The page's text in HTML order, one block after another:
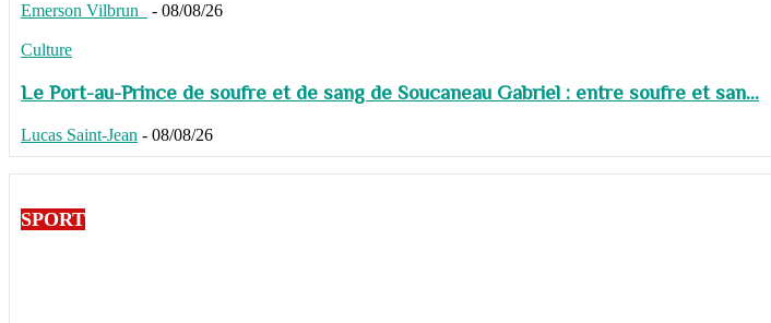
Emerson Vilbrun - 08/08/26
Culture
Le Port-au-Prince de soufre et de sang de Soucaneau Gabriel : entre soufre et san...
Lucas Saint-Jean - 08/08/26
SPORT